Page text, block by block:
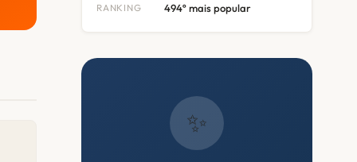
RANKING 494º mais popular
✨